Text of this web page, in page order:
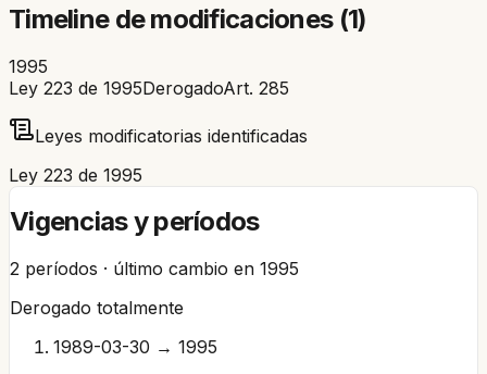
Timeline de modificaciones (1)
1995
Ley 223 de 1995DerogadoArt. 285
Leyes modificatorias identificadas
Ley 223 de 1995
Vigencias y períodos
2 períodos · último cambio en 1995
Derogado totalmente
1989-03-30 → 1995